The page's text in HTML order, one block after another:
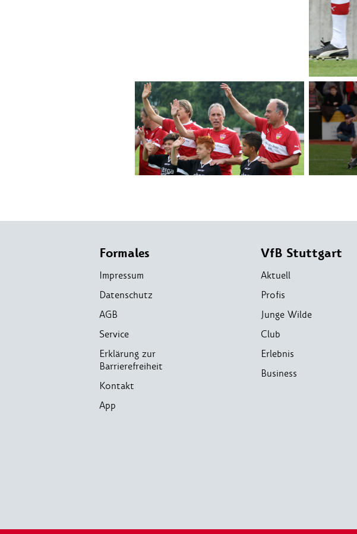
Formales
Impressum
Datenschutz
AGB
Service
Erklärung zur
Barrierefreiheit
Kontakt
App
VfB Stuttgart
Aktuell
Profis
Junge Wilde
Club
Erlebnis
Business